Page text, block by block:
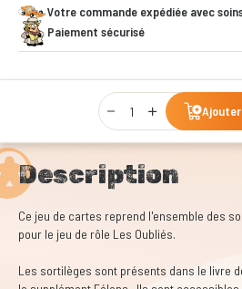
Votre commande expédiée avec
Paiement sécurisé
Qty
Description
Ce jeu de cartes reprend l'ensemble des
pour le jeu de rôle Les Oubliés.
Les sortilèges sont présents dans le livre